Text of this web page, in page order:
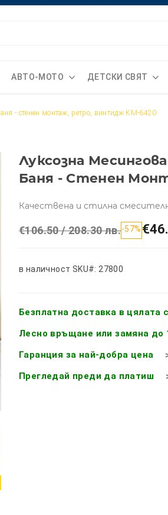
АВТО-МОТО ДЕТСКИ СВЯТ
- стенен монтаж, ретро, винтидж KM-6420
Луксозна
Баня - Стенен
Качествена и стилна
€106.50 / 208.30 лв.-57%
в наличност SKU#: 27800
Безплатна доставка в цялата
Лесно връщане или замяна до
Гаранция за най-добра цена
Прегледай преди да платиш